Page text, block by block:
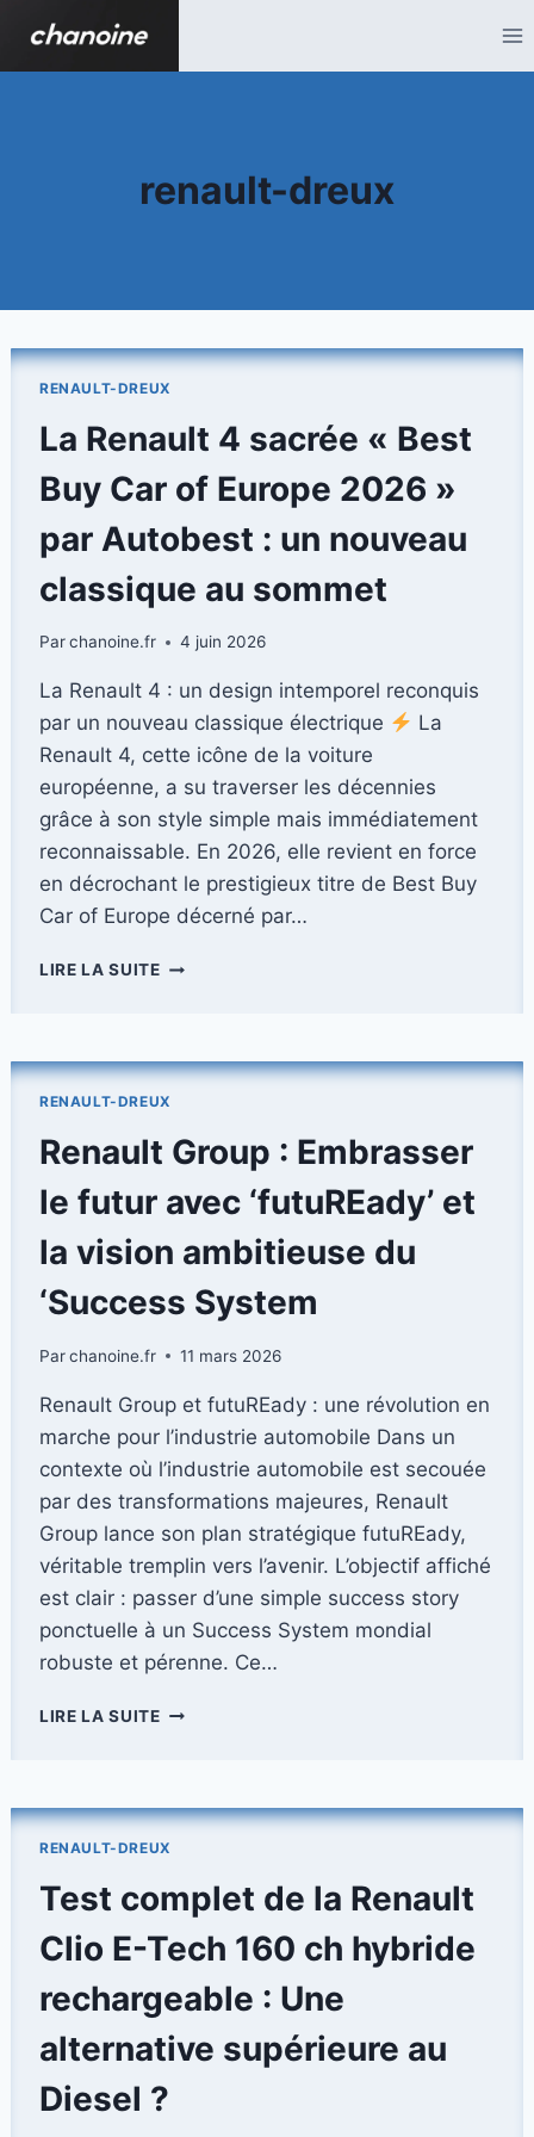
contenu
renault-dreux
RENAULT-DREUX
La Renault 4 sacrée « Best
Buy Car of Europe 2026 »
par Autobest : un nouveau
classique au sommet
Parchanoine.fr 4 juin 2026
La Renault 4 : un design intemporel reconquis
par un nouveau classique électrique
La
Renault 4, cette icône de la voiture
européenne, a su traverser les décennies
grâce à son style simple mais immédiatement
reconnaissable. En 2026, elle revient en force
en décrochant le prestigieux titre de Best Buy
Car of Europe décerné par…
LIRE LA SUITELA
«
CAR
OF
2026
PAR
AUTOBEST
:
NOUVEAU
AU
SOMMET
RENAULT-DREUX
Renault Group : Embrasser
le futur avec ‘futuREady’ et
la vision ambitieuse du
‘Success System
Parchanoine.fr 11 mars 2026
Renault Group et futuREady : une révolution en
marche pour l’industrie automobile Dans un
contexte où l’industrie automobile est secouée
par des transformations majeures, Renault
Group lance son plan stratégique futuREady,
véritable tremplin vers l’avenir. L’objectif affiché
est clair : passer d’une simple success story
ponctuelle à un Success System mondial
robuste et pérenne. Ce…
LIRE LA SUITERENAULT
LE
‘FUTUREADY’
ET
LA
VISION
AMBITIEUSE
DU
‘SUCCESS
SYSTEM
RENAULT-DREUX
Test complet de la Renault
Clio E-Tech 160 ch hybride
rechargeable : Une
alternative supérieure au
Diesel ?